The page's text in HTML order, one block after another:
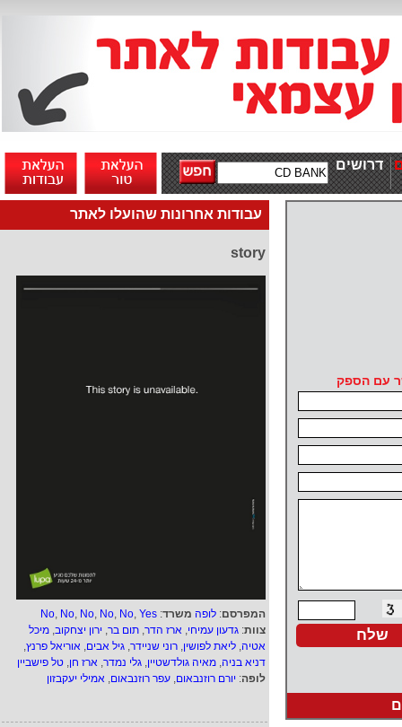
דרושים
עבודות אחרונות שהועלו לאתר
story
המפרסם: לופה משרד:
No, No, No, No, No, Yes
צוות: גדעון עמיחי, ארז הדר, תום בר, ירון יצחקוב, מיכל
אטיה, ליאת לפושין, רוני שניידר, גיל אבים, אוריאל פרנץ,
דניא בניה, מאיה גולדשטיין, גלי נמדר, ארז חן, טל פישביין
לופה: יורם רוזנבאום, עפר רוזנבאום, אמילי יעקבזון
עם הספק